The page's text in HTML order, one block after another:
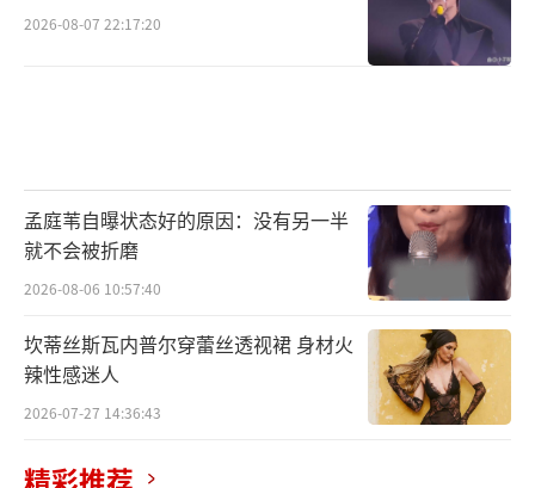
年代剧“王炸”实至名归
《小巷人家》自播出以来，凭借细致入微
的时代图景刻画，立体饱满的人物塑造、极具
烟火气的日常呈现斩获超高口碑及市场热议，
成功掀起了2024年Q4阶段的全民追剧热潮。收
视方面，在中国视听大数据CVB、CSM、欢
网、酷云均登同时段省级卫视收视率第一。其
中，中国视听大数据CVB 单日份额最高达2.7
2026-08-07 22:17:20
孟庭苇自曝状态好的原因：没有另一半
就不会被折磨
2026-08-06 10:57:40
坎蒂丝斯瓦内普尔穿蕾丝透视裙 身材火
辣性感迷人
2026-07-27 14:36:43
精彩推荐